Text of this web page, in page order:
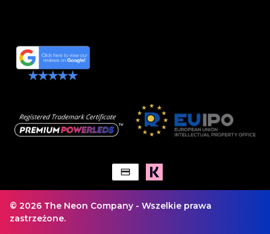
© 2026 The Neon Company - Wszelkie prawa
zastrzeżone.